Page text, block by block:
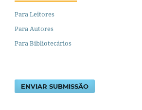
Para Leitores
Para Autores
Para Bibliotecários
ENVIAR SUBMISSÃO